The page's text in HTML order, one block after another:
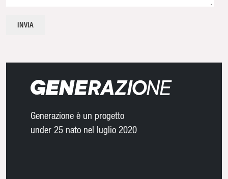
Generazione è un progetto
under 25 nato nel luglio 2020